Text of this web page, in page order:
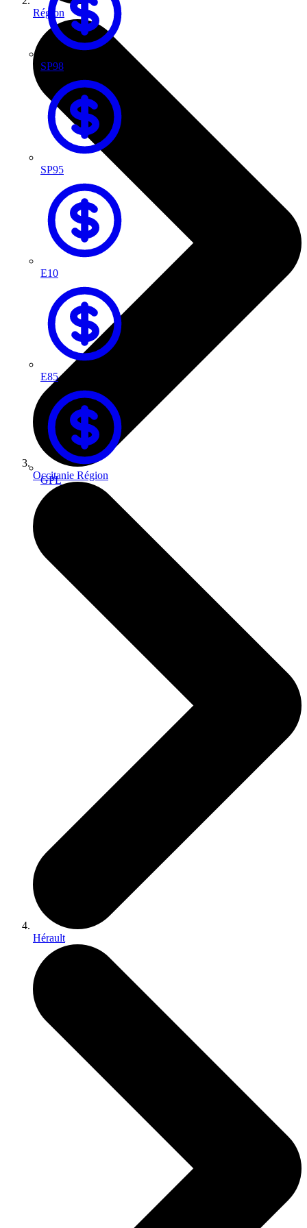
SP98
SP95
E10
E85
GPL
Région
Occitanie Région
Hérault